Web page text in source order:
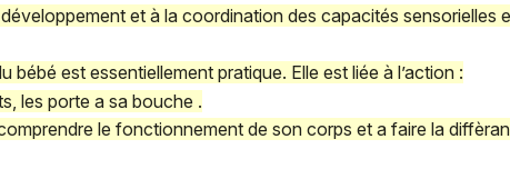
et à la coordination des capacités sensorielles
bébé est essentiellement pratique. Elle est liée à l’action :
les porte a sa bouche .
le fonctionnement de son corps et a faire la